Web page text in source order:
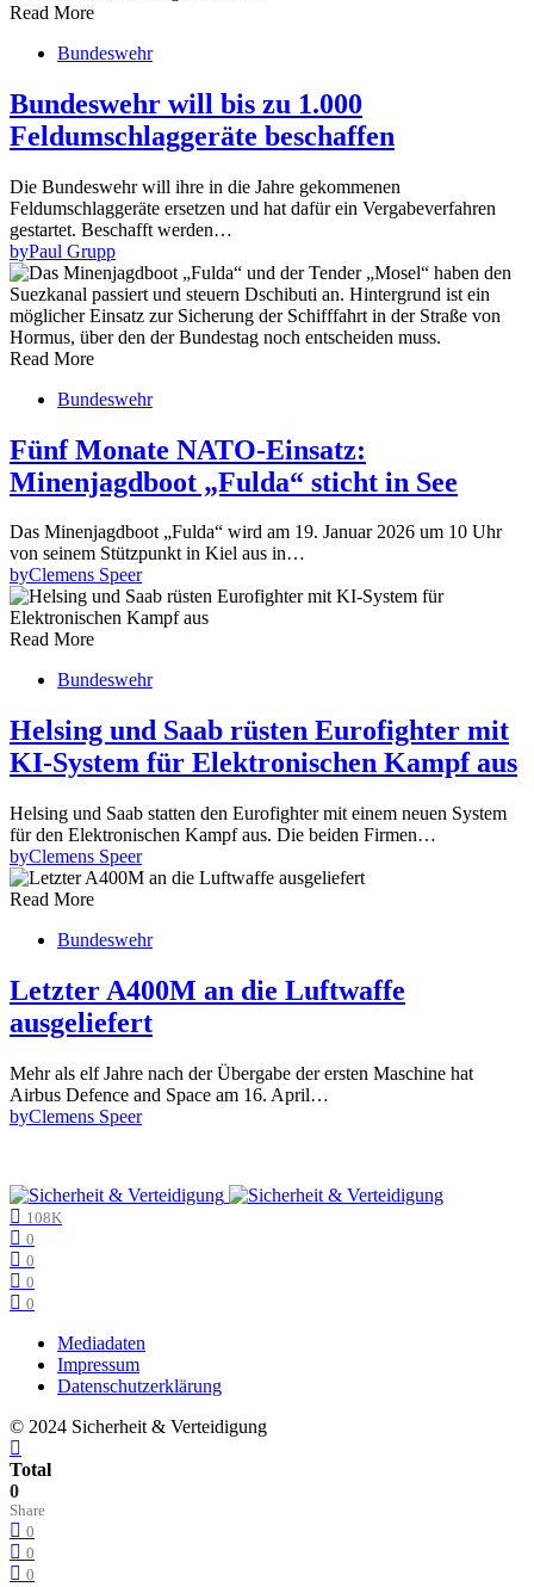
Read More
Bundeswehr
Bundeswehr will bis zu 1.000
Feldumschlaggeräte beschaffen
Die Bundeswehr will ihre in die Jahre gekommenen
Feldumschlaggeräte ersetzen und hat dafür ein Vergabeverfahren
gestartet. Beschafft werden…
byPaul Grupp
Read More
Bundeswehr
Fünf Monate NATO-Einsatz:
Minenjagdboot „Fulda“ sticht in See
Das Minenjagdboot „Fulda“ wird am 19. Januar 2026 um 10 Uhr
von seinem Stützpunkt in Kiel aus in…
byClemens Speer
Read More
Bundeswehr
Helsing und Saab rüsten Eurofighter mit
KI-System für Elektronischen Kampf aus
Helsing und Saab statten den Eurofighter mit einem neuen System
für den Elektronischen Kampf aus. Die beiden Firmen…
byClemens Speer
Read More
Bundeswehr
Letzter A400M an die Luftwaffe
ausgeliefert
Mehr als elf Jahre nach der Übergabe der ersten Maschine hat
Airbus Defence and Space am 16. April…
byClemens Speer
108K
0
0
0
0
Mediadaten
Impressum
Datenschutzerklärung
© 2024 Sicherheit & Verteidigung
Total
0
Share
0
0
0